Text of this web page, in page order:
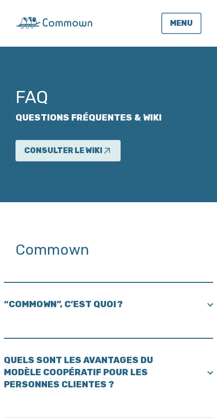
MENU
FAQ
QUESTIONS FRÉQUENTES & WIKI
CONSULTER LE WIKI
Commown
“COMMOWN”, C’EST QUOI ?
QUELS SONT LES AVANTAGES DU
MODÈLE COOPÉRATIF POUR LES
PERSONNES CLIENTES ?